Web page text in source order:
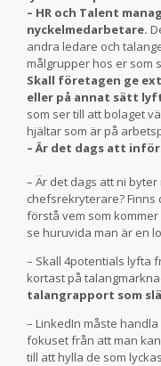
– HR och Talent
nyckelmedarbetare.
andra ledare och
målgrupper hos er som
Skall företagen ge
eller på annat sätt
som ser till att bolaget
hjältar som är på
– Är det dags att
– Är det dags att ni
chefsrekryterare?
förstå vem som
se huruvida man är en
– Skall 4potentials lyfta
kortast på
talangrapport som
– LinkedIn måste
fokuset från att man
till att hylla de som